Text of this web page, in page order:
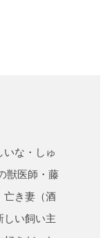
いな・しゅ
獣医師・藤
亡き妻（酒
しい飼い主